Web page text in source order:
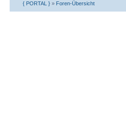
{ PORTAL } » Foren-Übersicht